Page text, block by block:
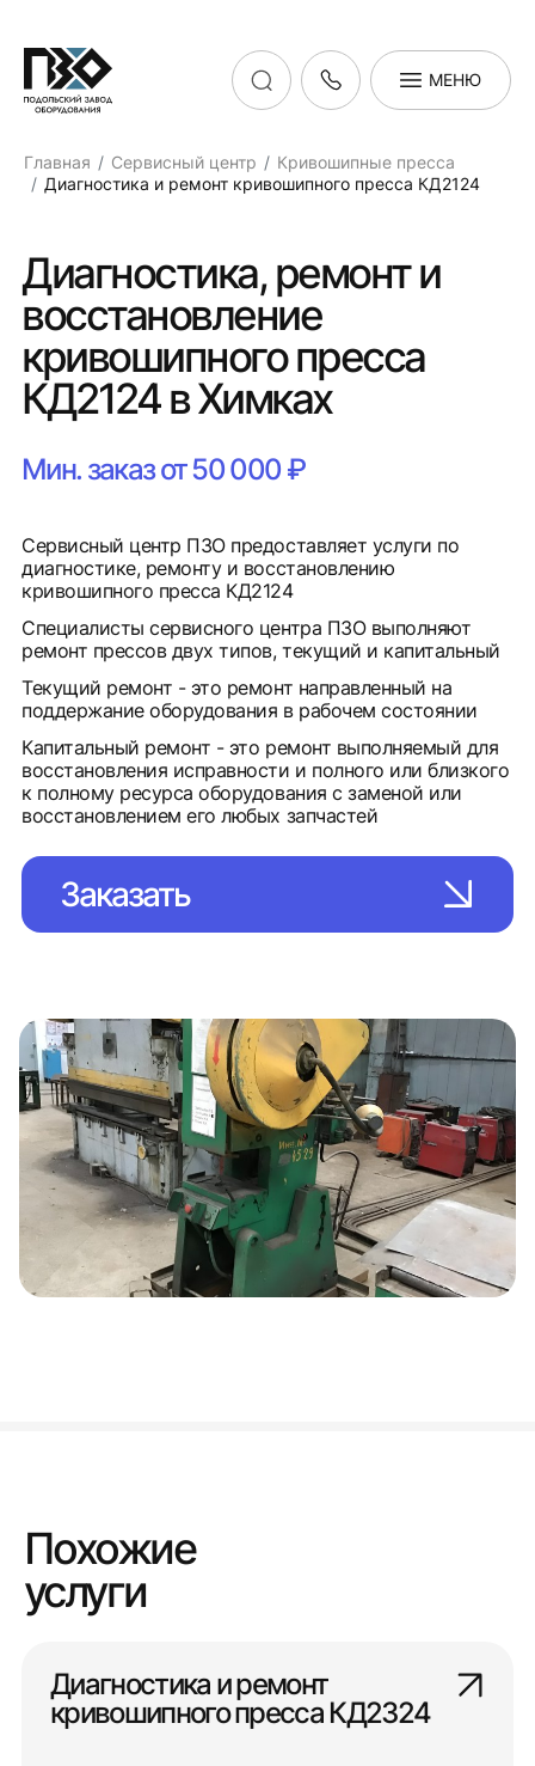
МЕНЮ
Главная Сервисный центр
Кривошипные пресса
Диагностика и ремонт кривошипного пресса КД2124
Диагностика, ремонт и
восстановление
кривошипного пресса
КД2124 в Химках
Мин. заказ от 50 000 ₽
Сервисный центр ПЗО предоставляет услуги по
диагностике, ремонту и восстановлению
кривошипного пресса КД2124
Специалисты сервисного центра ПЗО выполняют
ремонт прессов двух типов, текущий и капитальный
Текущий ремонт - это ремонт направленный на
поддержание оборудования в рабочем состоянии
Капитальный ремонт - это ремонт выполняемый для
восстановления исправности и полного или близкого
к полному ресурса оборудования с заменой или
восстановлением его любых запчастей
Заказать
Похожие
услуги
Диагностика и ремонт
кривошипного пресса КД2324